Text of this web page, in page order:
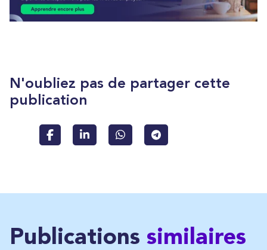
N'oubliez pas de partager cette
publication
Publications similaires